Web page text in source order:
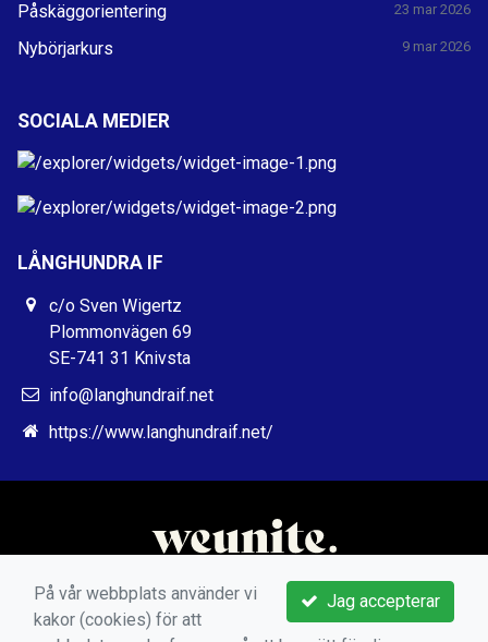
Påskäggorientering 23 mar 2026
Nybörjarkurs 9 mar 2026
SOCIALA MEDIER
LÅNGHUNDRA IF
c/o Sven Wigertz
Plommonvägen 69
SE-741 31 Knivsta
info@langhundraif.net
https://www.langhundraif.net/
Jag accepterar
På vår webbplats använder vi
kakor (cookies) för att